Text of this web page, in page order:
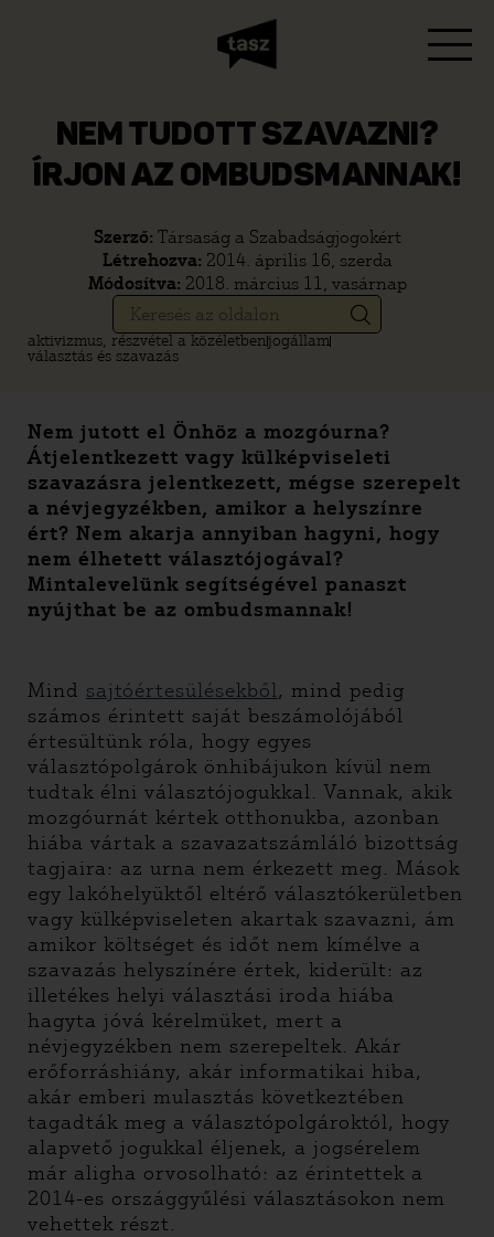
NEM TUDOTT SZAVAZNI?
ÍRJON AZ OMBUDSMANNAK!
Szerző: Társaság a Szabadságjogokért
Létrehozva: 2014. április 16, szerda
Módosítva: 2018. március 11, vasárnap
aktivizmus, részvétel a közéletbenjogállam
választás és szavazás
Nem jutott el Önhöz a mozgóurna?
Átjelentkezett vagy külképviseleti
szavazásra jelentkezett, mégse szerepelt
a névjegyzékben, amikor a helyszínre
ért? Nem akarja annyiban hagyni, hogy
nem élhetett választójogával?
Mintalevelünk segítségével panaszt
nyújthat be az ombudsmannak!
Mind sajtóértesülésekből, mind pedig
számos érintett saját beszámolójából
értesültünk róla, hogy egyes
választópolgárok önhibájukon kívül nem
tudtak élni választójogukkal. Vannak, akik
mozgóurnát kértek otthonukba, azonban
hiába vártak a szavazatszámláló bizottság
tagjaira: az urna nem érkezett meg. Mások
egy lakóhelyüktől eltérő választókerületben
vagy külképviseleten akartak szavazni, ám
amikor költséget és időt nem kímélve a
szavazás helyszínére értek, kiderült: az
illetékes helyi választási iroda hiába
hagyta jóvá kérelmüket, mert a
névjegyzékben nem szerepeltek. Akár
erőforráshiány, akár informatikai hiba,
akár emberi mulasztás következtében
tagadták meg a választópolgároktól, hogy
alapvető jogukkal éljenek, a jogsérelem
már aligha orvosolható: az érintettek a
2014-es országgyűlési választásokon nem
vehettek részt.